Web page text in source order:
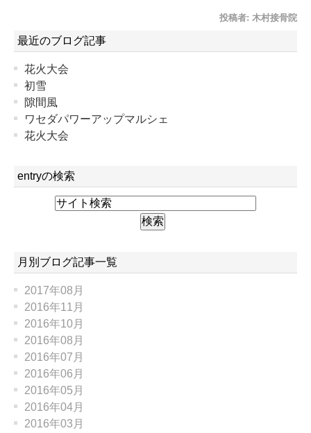
投稿者: 木村接骨院
最近のブログ記事
花火大会
初雪
隙間風
ワセダパワーアップマルシェ
花火大会
entryの検索
月別ブログ記事一覧
2017年08月
2016年11月
2016年10月
2016年08月
2016年07月
2016年06月
2016年05月
2016年04月
2016年03月